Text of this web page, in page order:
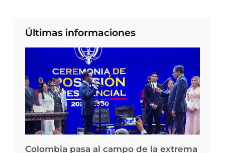
Últimas informaciones
Colombia pasa al campo de la extrema